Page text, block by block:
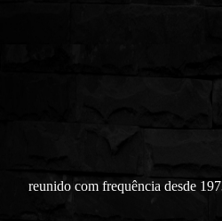
reunido com frequência desde